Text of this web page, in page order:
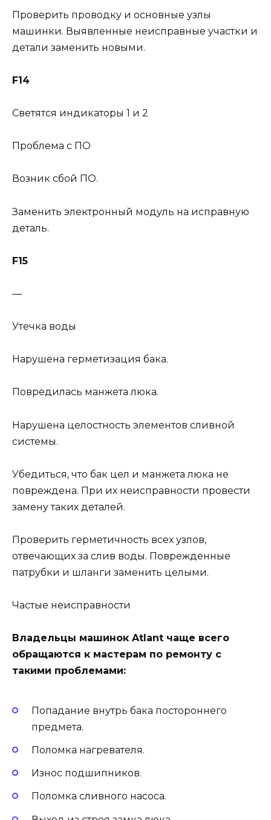
Проверить проводку и основные узлы
машинки. Выявленные неисправные участки и
детали заменить новыми.
F14
Светятся индикаторы 1 и 2
Проблема с ПО
Возник сбой ПО.
Заменить электронный модуль на исправную
деталь.
F15
—
Утечка воды
Нарушена герметизация бака.
Повредилась манжета люка.
Нарушена целостность элементов сливной
системы.
Убедиться, что бак цел и манжета люка не
повреждена. При их неисправности провести
замену таких деталей.
Проверить герметичность всех узлов,
отвечающих за слив воды. Поврежденные
патрубки и шланги заменить целыми.
Частые неисправности
Владельцы машинок Atlant чаще всего
обращаются к мастерам по ремонту с
такими проблемами:
Попадание внутрь бака постороннего
предмета.
Поломка нагревателя.
Износ подшипников.
Поломка сливного насоса.